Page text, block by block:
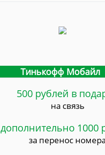
Тинькофф Мобайл
500 рублей в
на связь
дополнительно 1000
за перенос номера